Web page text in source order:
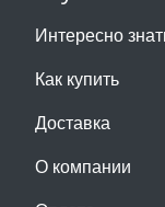
Интересно
Как купить
Доставка
О компании